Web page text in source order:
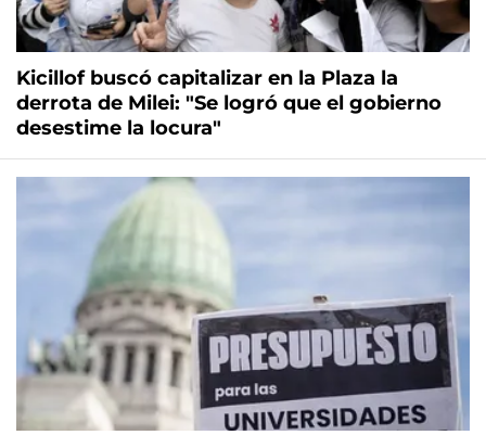
Kicillof buscó capitalizar en la Plaza la
derrota de Milei: "Se logró que el gobierno
desestime la locura"